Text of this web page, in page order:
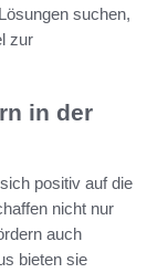
suchen,
zur
in der
positiv auf die
nicht nur
auch
bieten sie